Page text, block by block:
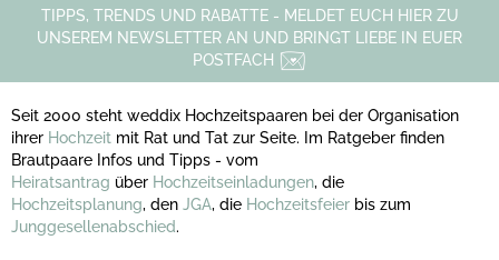
TIPPS, TRENDS UND RABATTE - MELDET EUCH HIER ZU
UNSEREM NEWSLETTER AN UND BRINGT LIEBE IN EUER
POSTFACH
Seit 2000 steht weddix Hochzeitspaaren bei der Organisation
ihrer Hochzeit mit Rat und Tat zur Seite. Im Ratgeber finden
Brautpaare Infos und Tipps - vom
Heiratsantrag über Hochzeitseinladungen, die
Hochzeitsplanung, den JGA, die Hochzeitsfeier bis zum
Junggesellenabschied.